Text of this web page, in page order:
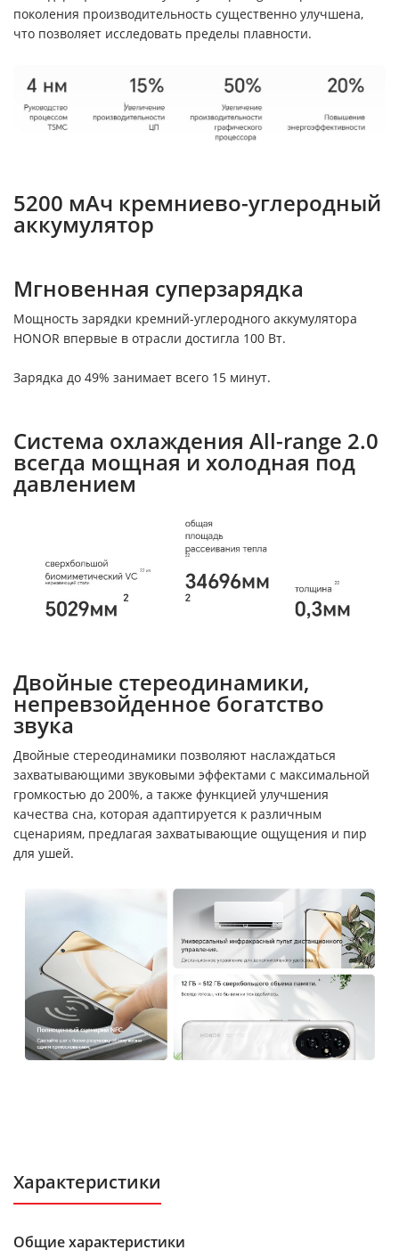
поколения производительность существенно улучшена,
что позволяет исследовать пределы плавности.
5200 мАч кремниево-углеродный
аккумулятор
Мгновенная суперзарядка
Мощность зарядки кремний-углеродного аккумулятора
HONOR впервые в отрасли достигла 100 Вт.
Зарядка до 49% занимает всего 15 минут.
Система охлаждения All-range 2.0
всегда мощная и холодная под
давлением
Двойные стереодинамики,
непревзойденное богатство
звука
Двойные стереодинамики позволяют наслаждаться
захватывающими звуковыми эффектами с максимальной
громкостью до 200%, а также функцией улучшения
качества сна, которая адаптируется к различным
сценариям, предлагая захватывающие ощущения и пир
для ушей.
Характеристики
Общие характеристики